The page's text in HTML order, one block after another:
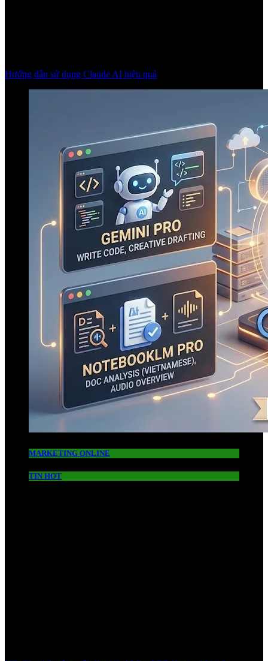
Hướng dẫn sử dụng Claude AI hiệu quả
MARKETING ONLINE
TIN HOT